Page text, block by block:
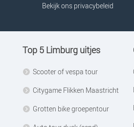
Bekijk ons privacybeleid
Top 5 Limburg uitjes
Scooter of vespa tour
Citygame Flikken Maastricht
Grotten bike groepentour